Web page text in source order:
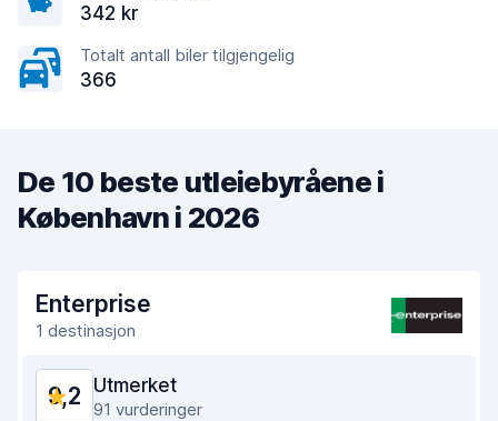
342 kr
Totalt antall biler tilgjengelig
366
De 10 beste utleiebyråene i
København i 2026
Enterprise
1 destinasjon
9,2 Utmerket
91 vurderinger